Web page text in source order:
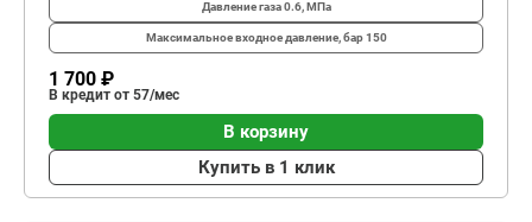
Давление газа0.6, МПа
Максимальное входное давление, бар150
1 700 ₽
В кредит от 57/мес
В корзину
Купить в 1 клик